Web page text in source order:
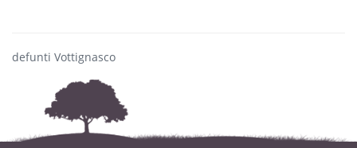
defunti Vottignasco